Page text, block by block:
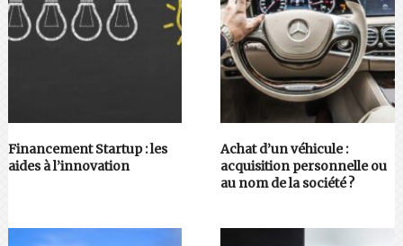
Financement Startup : les
aides à l’innovation
Achat d’un véhicule :
acquisition personnelle ou
au nom de la société ?